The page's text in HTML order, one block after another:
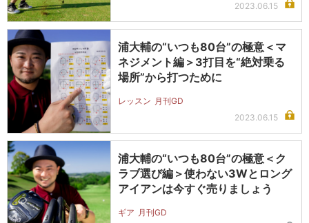
2023.06.15
浦大輔の“いつも80台”の極意＜マ
ネジメント編＞3打目を“絶対乗る
場所”から打つために
レッスン 月刊GD
2023.06.15
浦大輔の“いつも80台”の極意＜ク
ラブ選び編＞使わない3Wとロング
アイアンは今すぐ売りましょう
ギア 月刊GD